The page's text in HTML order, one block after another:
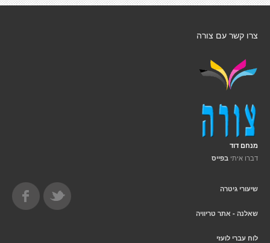
צרו קשר עם צורה
מנחם דוד
דברו איתי בפייס
שיעורי גיטרה
שאלנה - אתר טריוויה
לוח עברי לועזי